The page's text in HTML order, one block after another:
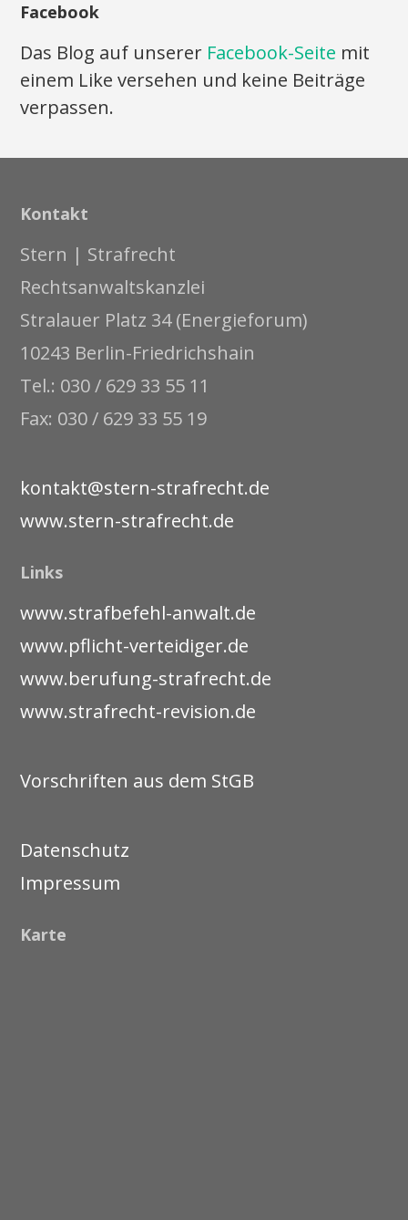
Facebook
Das Blog auf unserer Facebook-Seite mit
einem Like versehen und keine Beiträge
verpassen.
Kontakt
Stern | Strafrecht
Rechtsanwaltskanzlei
Stralauer Platz 34 (Energieforum)
10243 Berlin-Friedrichshain
Tel.: 030 / 629 33 55 11
Fax: 030 / 629 33 55 19
kontakt@stern-strafrecht.de
www.stern-strafrecht.de
Links
www.strafbefehl-anwalt.de
www.pflicht-verteidiger.de
www.berufung-strafrecht.de
www.strafrecht-revision.de
Vorschriften aus dem StGB
Datenschutz
Impressum
Karte